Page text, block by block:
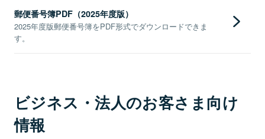
郵便番号簿PDF（2025年度版）
2025年度版郵便番号簿をPDF形式でダウンロードできま
す。
ビジネス・法人のお客さま向け
情報